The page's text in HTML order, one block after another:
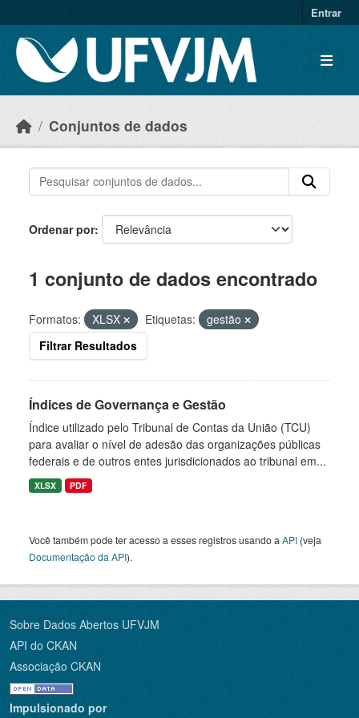
Entrar
Conjuntos de dados
Ordenar por
1 conjunto de dados encontrado
Formatos: XLSX Etiquetas:
gestão
Filtrar Resultados
Índices de Governança e Gestão
Índice utilizado pelo Tribunal de Contas da União (TCU)
para avaliar o nível de adesão das organizações públicas
federais e de outros entes jurisdicionados ao tribunal em...
XLSX PDF
Você também pode ter acesso a esses registros usando a API (veja
Documentação da API).
Sobre Dados Abertos UFVJM
API do CKAN
Associação CKAN
Impulsionado por